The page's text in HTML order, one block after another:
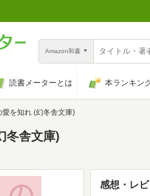
Amazon和書
読書メーターとは 本ランキン
愛を知れ (幻冬舎文庫)
冬舎文庫)
感想・レ